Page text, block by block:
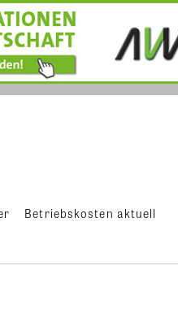
Betriebskosten aktuell